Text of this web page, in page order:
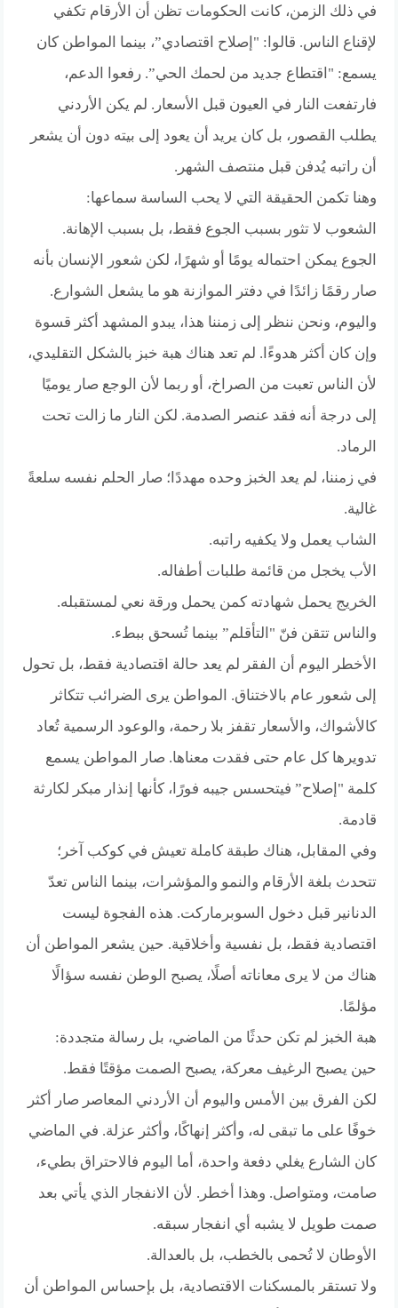
في ذلك الزمن، كانت الحكومات تظن أن الأرقام تكفي
لإقناع الناس. قالوا: "إصلاح اقتصادي”، بينما المواطن كان
يسمع: "اقتطاع جديد من لحمك الحي”. رفعوا الدعم،
فارتفعت النار في العيون قبل الأسعار. لم يكن الأردني
يطلب القصور، بل كان يريد أن يعود إلى بيته دون أن يشعر
أن راتبه يُدفن قبل منتصف الشهر.
وهنا تكمن الحقيقة التي لا يحب الساسة سماعها:
الشعوب لا تثور بسبب الجوع فقط، بل بسبب الإهانة.
الجوع يمكن احتماله يومًا أو شهرًا، لكن شعور الإنسان بأنه
صار رقمًا زائدًا في دفتر الموازنة هو ما يشعل الشوارع.
واليوم، ونحن ننظر إلى زمننا هذا، يبدو المشهد أكثر قسوة
وإن كان أكثر هدوءًا. لم تعد هناك هبة خبز بالشكل التقليدي،
لأن الناس تعبت من الصراخ، أو ربما لأن الوجع صار يوميًا
إلى درجة أنه فقد عنصر الصدمة. لكن النار ما زالت تحت
الرماد.
في زمننا، لم يعد الخبز وحده مهددًا؛ صار الحلم نفسه سلعةً
غالية.
الشاب يعمل ولا يكفيه راتبه.
الأب يخجل من قائمة طلبات أطفاله.
الخريج يحمل شهادته كمن يحمل ورقة نعي لمستقبله.
والناس تتقن فنّ "التأقلم” بينما تُسحق ببطء.
الأخطر اليوم أن الفقر لم يعد حالة اقتصادية فقط، بل تحول
إلى شعور عام بالاختناق. المواطن يرى الضرائب تتكاثر
كالأشواك، والأسعار تقفز بلا رحمة، والوعود الرسمية تُعاد
تدويرها كل عام حتى فقدت معناها. صار المواطن يسمع
كلمة "إصلاح” فيتحسس جيبه فورًا، كأنها إنذار مبكر لكارثة
قادمة.
وفي المقابل، هناك طبقة كاملة تعيش في كوكب آخر؛
تتحدث بلغة الأرقام والنمو والمؤشرات، بينما الناس تعدّ
الدنانير قبل دخول السوبرماركت. هذه الفجوة ليست
اقتصادية فقط، بل نفسية وأخلاقية. حين يشعر المواطن أن
هناك من لا يرى معاناته أصلًا، يصبح الوطن نفسه سؤالًا
مؤلمًا.
هبة الخبز لم تكن حدثًا من الماضي، بل رسالة متجددة:
حين يصبح الرغيف معركة، يصبح الصمت مؤقتًا فقط.
لكن الفرق بين الأمس واليوم أن الأردني المعاصر صار أكثر
خوفًا على ما تبقى له، وأكثر إنهاكًا، وأكثر عزلة. في الماضي
كان الشارع يغلي دفعة واحدة، أما اليوم فالاحتراق بطيء،
صامت، ومتواصل. وهذا أخطر. لأن الانفجار الذي يأتي بعد
صمت طويل لا يشبه أي انفجار سبقه.
الأوطان لا تُحمى بالخطب، بل بالعدالة.
ولا تستقر بالمسكنات الاقتصادية، بل بإحساس المواطن أن